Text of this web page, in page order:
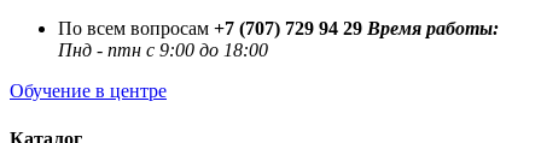
По всем вопросам +7 (707) 729 94 29 Время работы:
Пнд - птн с 9:00 до 18:00
Обучение в центре
Каталог